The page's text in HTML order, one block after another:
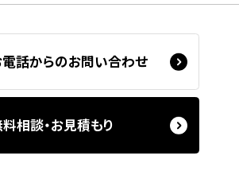
電話からのお問い合わせ
相談・お見積もり